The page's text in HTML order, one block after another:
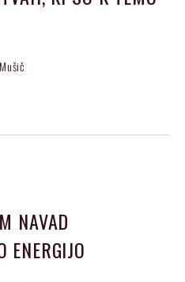
NAVAD
ENERGIJO